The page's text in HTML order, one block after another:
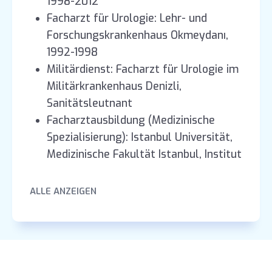
Facharzt für Urologie: Lehr- und
Forschungskrankenhaus Okmeydanı,
1992-1998
Militärdienst: Facharzt für Urologie im
Militärkrankenhaus Denizli,
Sanitätsleutnant
Facharztausbildung (Medizinische
Spezialisierung): Istanbul Universität,
Medizinische Fakultät Istanbul, Institut
Medizinischer Pflichtdienst:
Gesundheitszentrum Seyidiler, 1982-
ALLE ANZEIGEN